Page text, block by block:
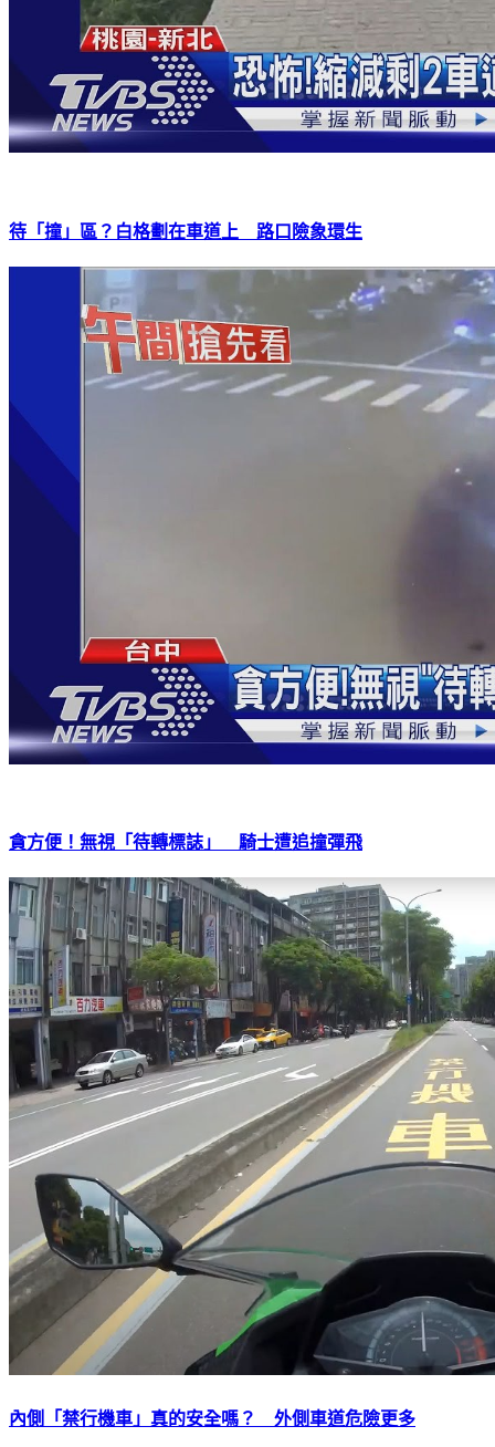
待「撞」區？白格劃在車道上 路口險象環生
貪方便！無視「待轉標誌」 騎士遭追撞彈飛
內側「禁行機車」真的安全嗎？ 外側車道危險更多